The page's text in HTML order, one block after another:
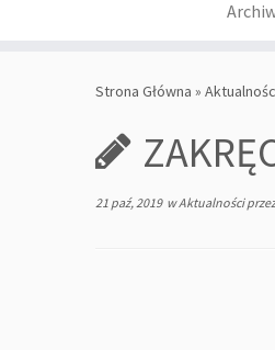
Strona Główna »
21 paź, 2019wAktualności